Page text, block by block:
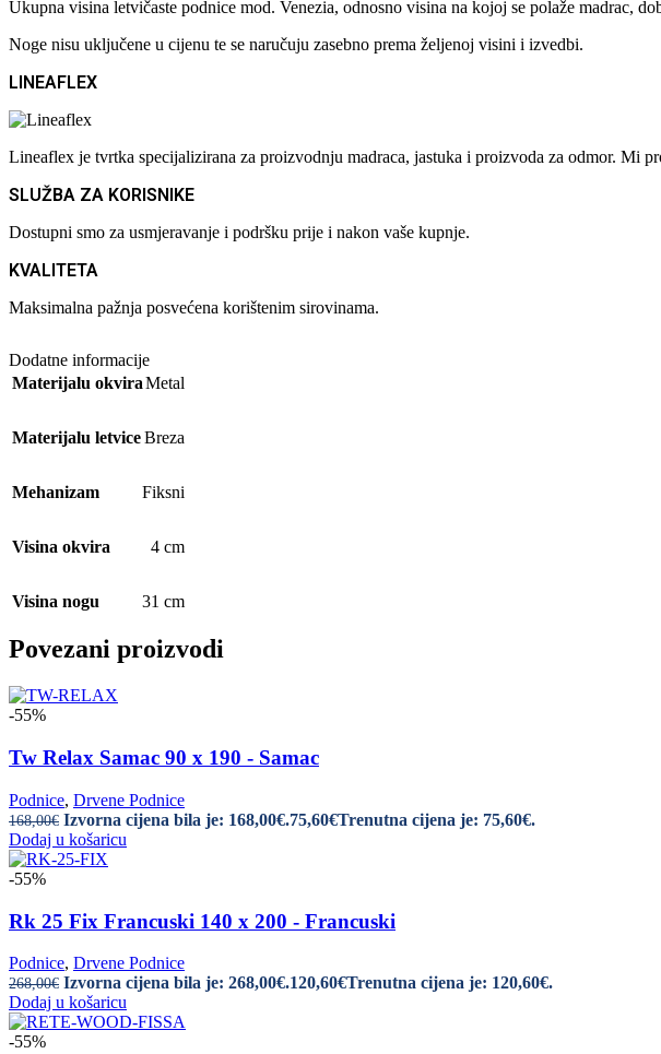
Ukupna visina letvičaste podnice mod. Venezia, odnosno visina na kojoj se polaže madrac,
Noge nisu uključene u cijenu te se naručuju zasebno prema željenoj visini i izvedbi.
LINEAFLEX
Lineaflex je tvrtka specijalizirana za proizvodnju madraca, jastuka i proizvoda za odmor. Mi
SLUŽBA ZA KORISNIKE
Dostupni smo za usmjeravanje i podršku prije i nakon vaše kupnje.
KVALITETA
Maksimalna pažnja posvećena korištenim sirovinama.
Dodatne informacije
Materijalu okviraMetal
Materijalu letviceBreza
Mehanizam Fiksni
Visina okvira 4 cm
Visina nogu 31 cm
Povezani proizvodi
-55%
Tw Relax Samac 90 x 190 - Samac
Podnice, Drvene Podnice
168,00€ Izvorna cijena bila je: 168,00€.75,60€Trenutna cijena je: 75,60€.
Dodaj u košaricu
-55%
Rk 25 Fix Francuski 140 x 200 - Francuski
Podnice, Drvene Podnice
268,00€ Izvorna cijena bila je: 268,00€.120,60€Trenutna cijena je: 120,60€.
Dodaj u košaricu
-55%